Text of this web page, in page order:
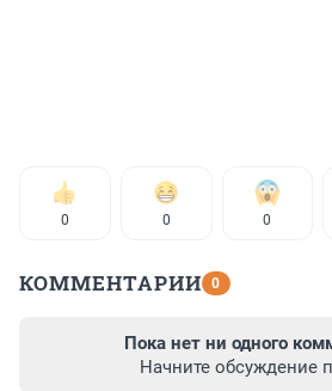
0 0 0
КОММЕНТАРИИ 0
Пока нет ни одного
Начните обсуждение